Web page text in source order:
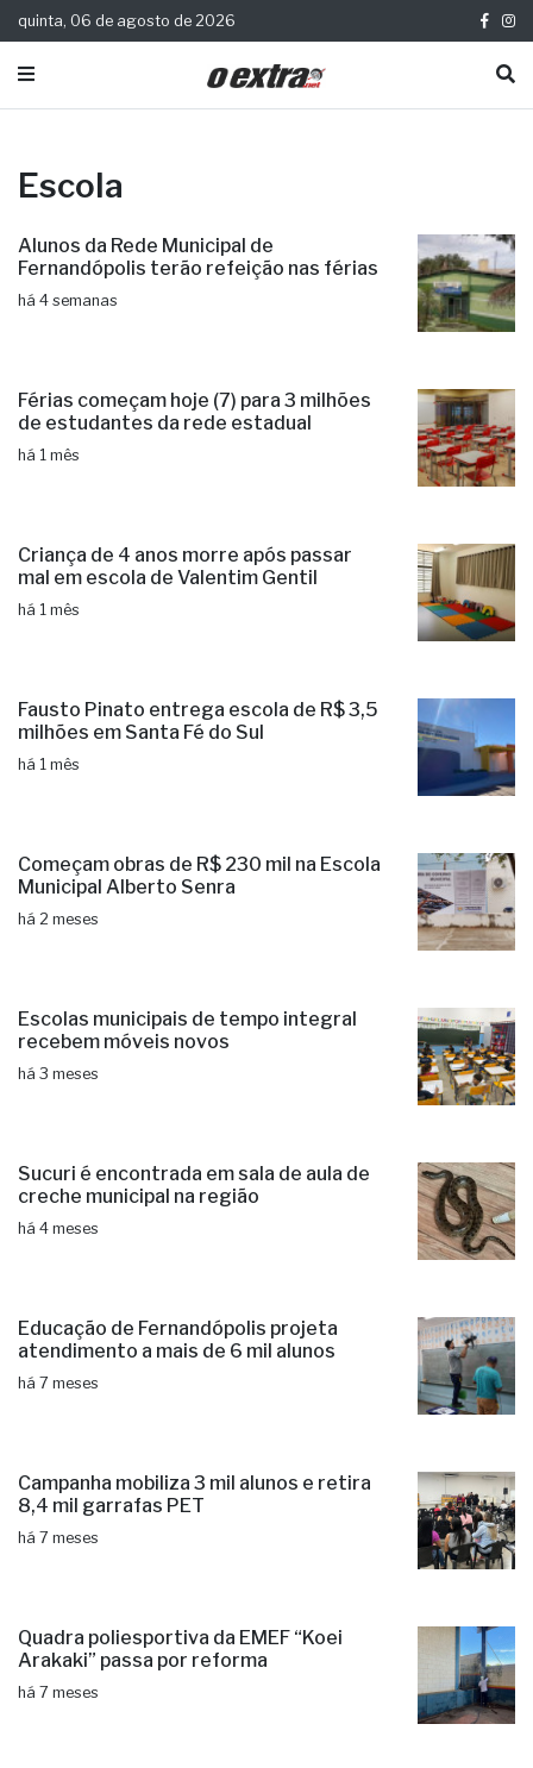
quinta, 06 de agosto de 2026
Escola
Alunos da Rede Municipal de
Fernandópolis terão refeição nas férias
há 4 semanas
Férias começam hoje (7) para 3 milhões
de estudantes da rede estadual
há 1 mês
Criança de 4 anos morre após passar
mal em escola de Valentim Gentil
há 1 mês
Fausto Pinato entrega escola de R$ 3,5
milhões em Santa Fé do Sul
há 1 mês
Começam obras de R$ 230 mil na Escola
Municipal Alberto Senra
há 2 meses
Escolas municipais de tempo integral
recebem móveis novos
há 3 meses
Sucuri é encontrada em sala de aula de
creche municipal na região
há 4 meses
Educação de Fernandópolis projeta
atendimento a mais de 6 mil alunos
há 7 meses
Campanha mobiliza 3 mil alunos e retira
8,4 mil garrafas PET
há 7 meses
Quadra poliesportiva da EMEF “Koei
Arakaki” passa por reforma
há 7 meses